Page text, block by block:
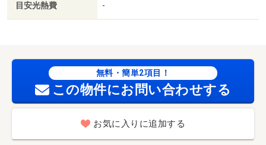
目安光熱費 -
無料・簡単2項目！
この物件にお問い合わせする
お気に入りに追加する